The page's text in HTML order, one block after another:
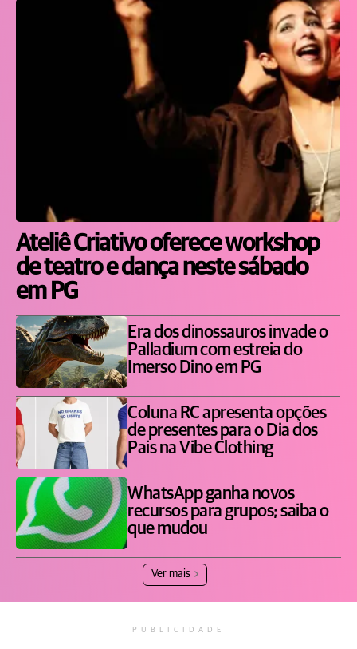
Ateliê Criativo oferece workshop
de teatro e dança neste sábado
em PG
Era dos dinossauros invade o
Palladium com estreia do
Imerso Dino em PG
Coluna RC apresenta opções
de presentes para o Dia dos
Pais na Vibe Clothing
WhatsApp ganha novos
recursos para grupos; saiba o
que mudou
Ver mais
PUBLICIDADE